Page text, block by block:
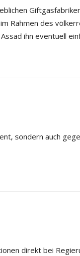
Rahmen des
ihn eventuell
sondern auch
direkt bei